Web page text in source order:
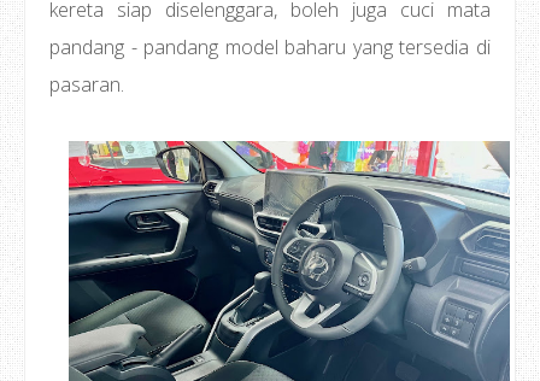
kereta siap diselenggara, boleh juga cuci mata
pandang - pandang model baharu yang tersedia di
pasaran.